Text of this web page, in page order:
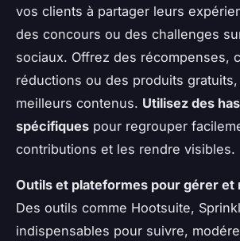
vos clients à partager leurs
des concours ou des challenges
sociaux. Offrez des récompenses,
réductions ou des produits
meilleurs contenus. Utilisez des
spécifiques pour regrouper
contributions et les rendre visibles.
Outils et plateformes pour gérer et
Des outils comme Hootsuite,
indispensables pour suivre,